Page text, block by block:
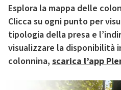
Esplora la mappa delle
Clicca su ogni punto per
tipologia della presa e
visualizzare la disponibilità
colonnina, scarica l’app